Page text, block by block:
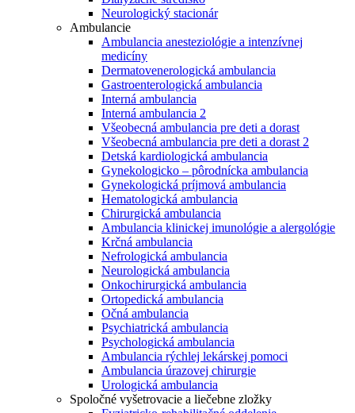
Neurologický stacionár
Ambulancie
Ambulancia anesteziológie a intenzívnej
medicíny
Dermatovenerologická ambulancia
Gastroenterologická ambulancia
Interná ambulancia
Interná ambulancia 2
Všeobecná ambulancia pre deti a dorast
Všeobecná ambulancia pre deti a dorast 2
Detská kardiologická ambulancia
Gynekologicko – pôrodnícka ambulancia
Gynekologická príjmová ambulancia
Hematologická ambulancia
Chirurgická ambulancia
Ambulancia klinickej imunológie a alergológie
Krčná ambulancia
Nefrologická ambulancia
Neurologická ambulancia
Onkochirurgická ambulancia
Ortopedická ambulancia
Očná ambulancia
Psychiatrická ambulancia
Psychologická ambulancia
Ambulancia rýchlej lekárskej pomoci
Ambulancia úrazovej chirurgie
Urologická ambulancia
Spoločné vyšetrovacie a liečebne zložky